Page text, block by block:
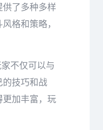
了多种多样
格和策略，
不仅可以与
的技巧和战
更加丰富，玩